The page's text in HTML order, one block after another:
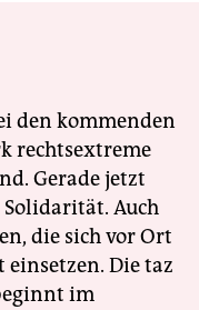
den kommenden
rechtsextreme
Gerade jetzt
Auch
die sich vor Ort
Die taz
im